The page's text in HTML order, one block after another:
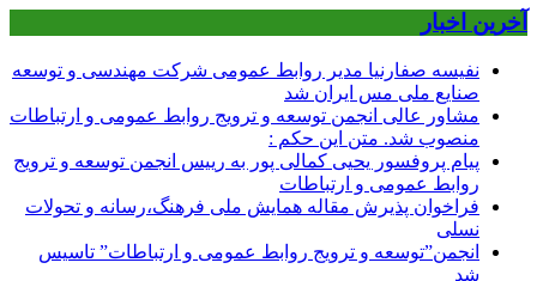
آخرین اخبار
نفیسه صفارنیا مدیر روابط‌ عمومی شرکت مهندسی و توسعه
صنایع ملی مس ایران شد
مشاور عالی انجمن توسعه و ترویج روابط عمومی و ارتباطات
منصوب شد. متن این حکم :
پیام پروفسور یحیی کمالی پور به رییس انجمن توسعه و ترویج
روابط عمومی و ارتباطات
فراخوان پذیرش مقاله همایش ملی فرهنگ،رسانه و تحولات
نسلی
انجمن”توسعه و ترویج روابط عمومی و ارتباطات” تاسیس
شد